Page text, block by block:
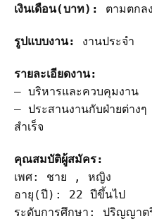
เงินเดือน(บาท): ตามตกลง
รูปแบบงาน: งานประจำ
รายละเอียดงาน:
– บริหารและควบคุมงาน
– ประสานงานกับฝ่ายต่างๆ
สำเร็จ
คุณสมบัติผู้สมัคร:
เพศ: ชาย , หญิง
อายุ(ปี): 22 ปีขึ้นไป
ระดับการศึกษา: ปริญญา